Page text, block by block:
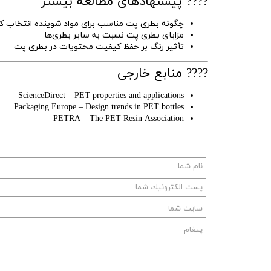
چگونه بطری پت مناسب برای مواد شوینده انتخاب
مزایای بطری پت نسبت به سایر بطری‌ها
تأثیر رنگ بر حفظ کیفیت محتویات در بطری پت
???? منابع خارجی
ScienceDirect – PET properties and applications
Packaging Europe – Design trends in PET bottles
PETRA – The PET Resin Association